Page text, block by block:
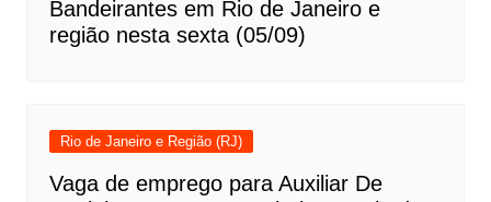
Bandeirantes em Rio de Janeiro e
região nesta sexta (05/09)
Rio de Janeiro e Região (RJ)
Vaga de emprego para Auxiliar De